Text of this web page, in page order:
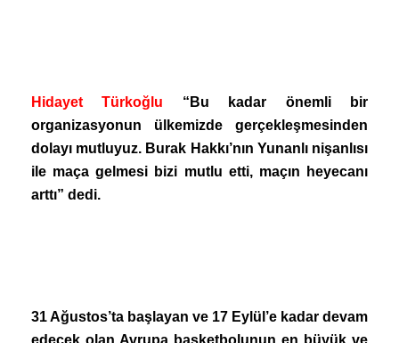
Hidayet Türkoğlu “Bu kadar önemli bir
organizasyonun ülkemizde gerçekleşmesinden
dolayı mutluyuz. Burak Hakkı’nın Yunanlı nişanlısı
ile maça gelmesi bizi mutlu etti, maçın heyecanı
arttı” dedi.
31 Ağustos’ta başlayan ve 17 Eylül’e kadar devam
edecek olan Avrupa basketbolunun en büyük ve